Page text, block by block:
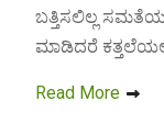
ಬತ್ತಿಸಲಿಲ್ಲ
ಮಾಡಿದರೆ
Read More